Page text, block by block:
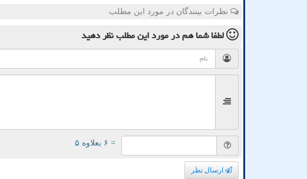
نظرات بینندگان در مورد این مطلب
لطفا شما همدر مورد این مطلبنظر دهید
= ۶ بعلاوه ۵
ارسال نظر